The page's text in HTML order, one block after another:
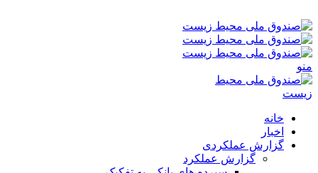
منو
خانه
اخبار
گزارش عملکردی
گزارش عملکرد